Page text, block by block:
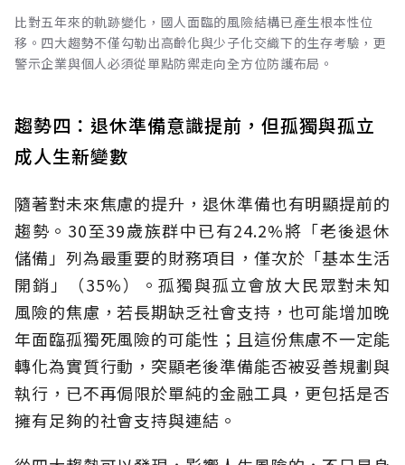
比對五年來的軌跡變化，國人面臨的風險結構已產生根本性位
移。四大趨勢不僅勾勒出高齡化與少子化交織下的生存考驗，更
警示企業與個人必須從單點防禦走向全方位防護布局。
趨勢四：退休準備意識提前，但孤獨與孤立
成人生新變數
隨著對未來焦慮的提升，退休準備也有明顯提前的
趨勢。30至39歲族群中已有24.2%將「老後退休
儲備」列為最重要的財務項目，僅次於「基本生活
開銷」（35%）。孤獨與孤立會放大民眾對未知
風險的焦慮，若長期缺乏社會支持，也可能增加晚
年面臨孤獨死風險的可能性；且這份焦慮不一定能
轉化為實質行動，突顯老後準備能否被妥善規劃與
執行，已不再侷限於單純的金融工具，更包括是否
擁有足夠的社會支持與連結。